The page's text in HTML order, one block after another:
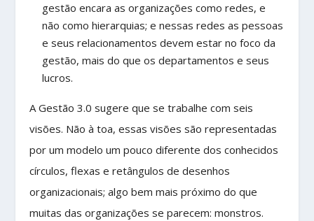
gestão encara as organizações como redes, e
não como hierarquias; e nessas redes as pessoas
e seus relacionamentos devem estar no foco da
gestão, mais do que os departamentos e seus
lucros.
A Gestão 3.0 sugere que se trabalhe com seis
visões. Não à toa, essas visões são representadas
por um modelo um pouco diferente dos conhecidos
círculos, flexas e retângulos de desenhos
organizacionais; algo bem mais próximo do que
muitas das organizações se parecem: monstros.